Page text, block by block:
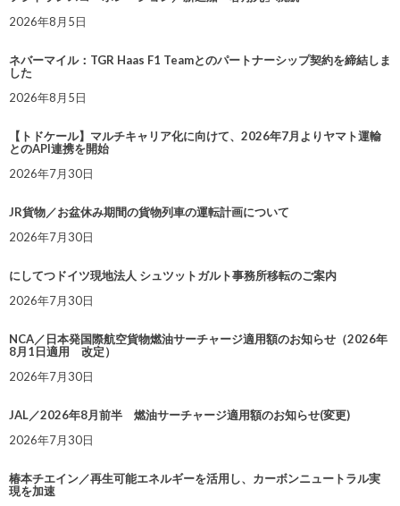
2026年8月5日
ネバーマイル：TGR Haas F1 Teamとのパートナーシップ契約を締結しま
した
2026年8月5日
【トドケール】マルチキャリア化に向けて、2026年7月よりヤマト運輸
とのAPI連携を開始
2026年7月30日
JR貨物／お盆休み期間の貨物列車の運転計画について
2026年7月30日
にしてつドイツ現地法人 シュツットガルト事務所移転のご案内
2026年7月30日
NCA／日本発国際航空貨物燃油サーチャージ適用額のお知らせ（2026年
8月1日適用 改定）
2026年7月30日
JAL／2026年8月前半 燃油サーチャージ適用額のお知らせ(変更)
2026年7月30日
椿本チエイン／再生可能エネルギーを活用し、カーボンニュートラル実
現を加速